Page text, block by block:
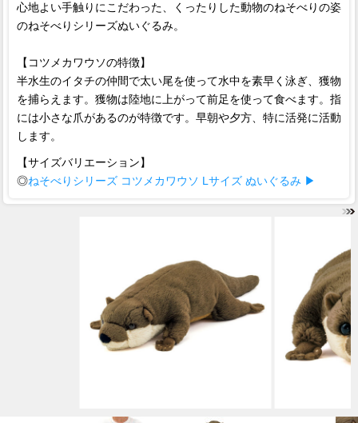
心地よい手触りにこだわった、くったりした動物のねそべりの姿
のねそべりシリーズぬいぐるみ。
【コツメカワウソの特徴】
半水生のイタチの仲間で太い尾を使って水中を素早く泳ぎ、獲物
を捕らえます。獲物は陸地に上がって前足を使って食べます。指
には小さな爪があるのが特徴です。早朝や夕方、特に活発に活動
します。
【サイズバリエーション】
◎ねそべりシリーズ コツメカワウソ Lサイズ ぬいぐるみ ▶